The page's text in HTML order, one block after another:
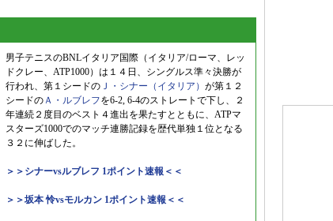
男子テニスのBNLイタリア国際（イタリア/ローマ、レッ
ドクレー、ATP1000）は１４日、シングルス準々決勝が
行われ、第１シードの Ｊ・シナー（イタリア） が第１２
シードのＡ・ルブレフを6-2, 6-4のストレートで下し、２
年連続２度目のベスト４進出を果たすとともに、ATPマ
スターズ1000でのマッチ連勝記録を歴代単独１位となる
３２に伸ばした。
＞＞シナーvsルブレフ 1ポイント速報＜＜
＞＞坂本 怜vsモルカン 1ポイント速報＜＜